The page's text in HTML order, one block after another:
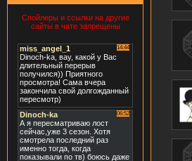
Спойлеры и ссылки на другие
сайты в чате запрещены